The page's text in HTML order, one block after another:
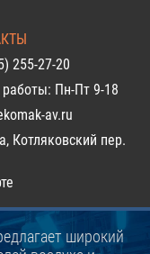
255-27-20
Пн-Пт 9-18
av.ru
Котляковский пер.
широкий